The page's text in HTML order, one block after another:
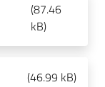
(87.46
kB)
(46.99 kB)